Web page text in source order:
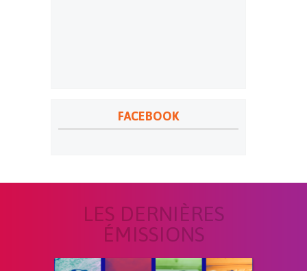
FACEBOOK
LES DERNIÈRES
ÉMISSIONS